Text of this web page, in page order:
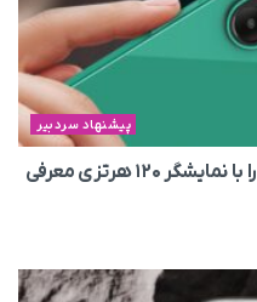
پیشنهاد سردبیر
سامسونگ گوشی Galaxy F70 Pro را با نمایشگر ۱۲۰ هرتزی معرفی